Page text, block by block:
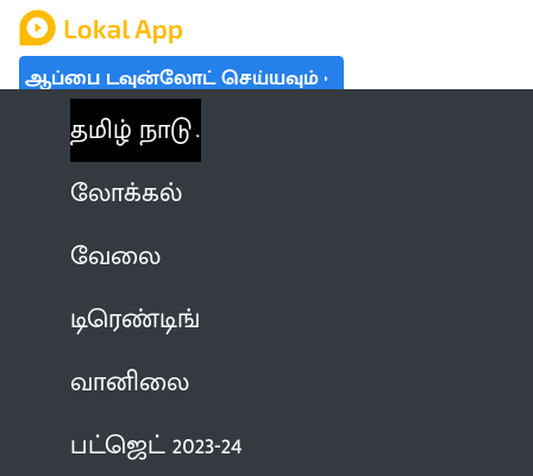
ஆப்பை டவுன்லோட் செய்யவும்
தமிழ் நாடு
லோக்கல்
வேலை
டிரெண்டிங்
வானிலை
பட்ஜெட் 2023-24